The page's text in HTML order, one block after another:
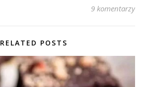
9 komentarzy
RELATED POSTS